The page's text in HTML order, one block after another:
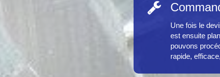
Une fois le
est ensuite
pouvons
rapide,